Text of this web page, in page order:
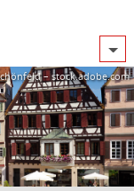
– stock.adobe.com